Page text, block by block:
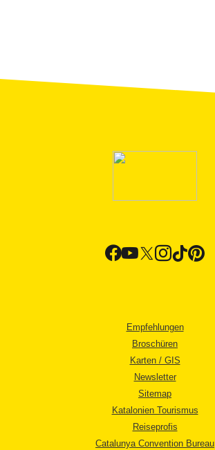
Empfehlungen
Broschüren
Karten / GIS
Newsletter
Sitemap
Katalonien Tourismus
Reiseprofis
Catalunya Convention Bureau